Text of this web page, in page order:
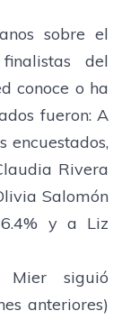
sobre el
del
conoce o ha
fueron: A
encuestados,
Rivera
Salomón
y a Liz
siguió
anteriores)